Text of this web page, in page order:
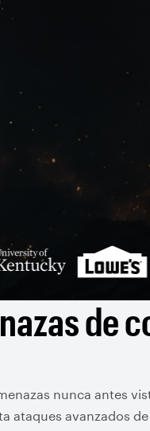
de
nunca antes
ataques avanzados